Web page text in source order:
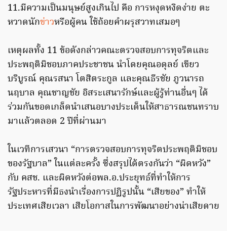
11.มีความเป็นมนุษย์สูงเกินไป คือ การหงุดหงิดง่าย ตะ
หวาดนักข่าวหรือผู้คน ใช้ถ้อยคำผรุสวาทเสมอๆ
เหตุผลทั้ง 11 ข้อดังกล่าวคณะตรวจสอบการทุจริตและ
ประพฤติมิชอบภาคประชาชน นำโดยคุณอดุลย์ เขียว
บริบูรณ์ คุณรสนา โตสิตระกูล และคุณธีรชัย ภูวนารถ
นฤบาล คุณชาญชัย อิสระเสนารักษ์และผู้รู้ท่านอื่นๆ ได้
ร่วมกันขอดเกล็ดนำเสนอบางประเด็นให้สาธารณชนทราบ
มาแล้วตลอด 2 ปีที่ผ่านมา
ในเวทีการเสวนา “การตรวจสอบการทุจริตประพฤติมิชอบ
ของรัฐบาล” ในแต่ละครั้ง ซึ่งสรุปได้ตรงกันว่า “ผิดหวัง”
กับ คสช. และผิดหวังต่อพล.อ.ประยุทธ์ที่ทำให้การ
รัฐประหารที่มีธงนำเรื่องการปฏิรูปนั้น “เสียของ” ทำให้
ประเทศเสียเวลา เสียโอกาสในการพัฒนาอย่างน่าเสียดาย